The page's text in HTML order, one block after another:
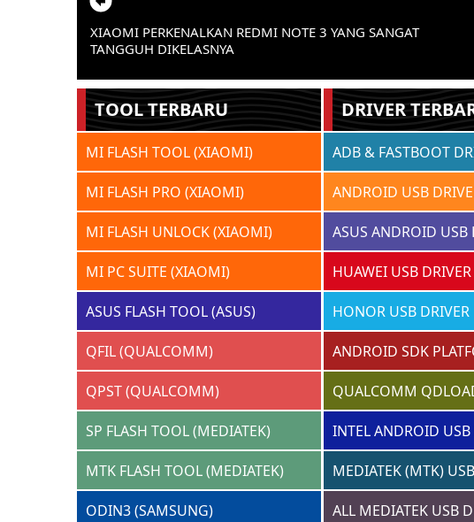
XIAOMI PERKENALKAN REDMI NOTE 3 YANG SANGAT
TANGGUH DIKELASNYA
TOOL TERBARU
MI FLASH TOOL (XIAOMI)
MI FLASH PRO (XIAOMI)
MI FLASH UNLOCK (XIAOMI)
MI PC SUITE (XIAOMI)
ASUS FLASH TOOL (ASUS)
QFIL (QUALCOMM)
QPST (QUALCOMM)
SP FLASH TOOL (MEDIATEK)
MTK FLASH TOOL (MEDIATEK)
ODIN3 (SAMSUNG)
DRIVER
ADB & FASTBOOT
ANDROID USB
ASUS ANDROID USB
HUAWEI USB DRIVER
HONOR USB DRIVER
ANDROID SDK
QUALCOMM
INTEL ANDROID USB
MEDIATEK (MTK)
ALL MEDIATEK USB